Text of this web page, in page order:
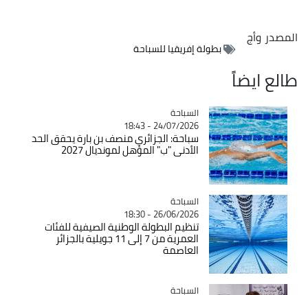
المصدروأج
بطولة إفريقيا للسباحة
طالع ايضاً
Catégorie
السباحة
24/07/2026 - 18:43
سباحة: الجزائري منصف بن بارة يحقق الحد
الأدنى "ب" المؤهل لمونديال 2027
Catégorie
السباحة
26/06/2026 - 18:30
تنظيم البطولة الوطنية الصيفية للفئات
العمرية من 7 إلى 11 جويلية بالجزائر
العاصمة
Catégorie
السباحة